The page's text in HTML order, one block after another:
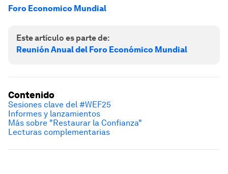
Foro Economico Mundial
Este artículo es parte de:
Reunión Anual del Foro Económico Mundial
Contenido
Sesiones clave del #WEF25
Informes y lanzamientos
Más sobre "Restaurar la Confianza"
Lecturas complementarias